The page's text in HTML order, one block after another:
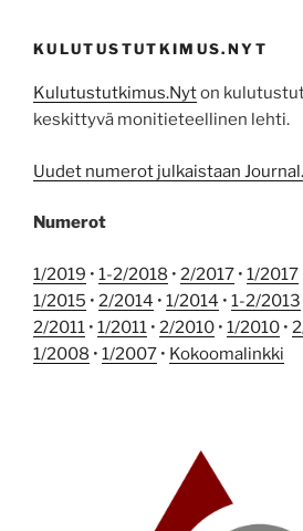
KULUTUSTUTKIMUS.NYT
Kulutustutkimus.Nyton
keskittyvä monitieteellinen lehti.
Uudet numerot julkaistaan
Numerot
1/2019 • 1-2/2018 • 2/2017 • 1/2017
1/2015 • 2/2014 • 1/2014 • 1-2/2013
2/2011 • 1/2011 • 2/2010 • 1/2010 •
1/2008 • 1/2007 • Kokoomalinkki